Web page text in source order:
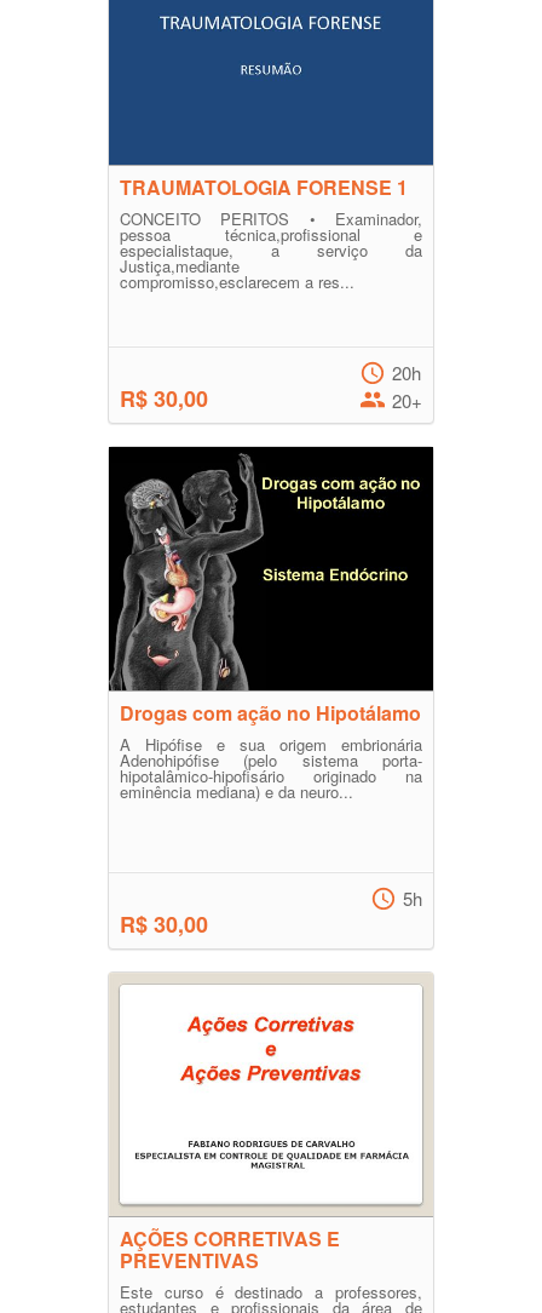
TRAUMATOLOGIA FORENSE 1
CONCEITO PERITOS • Examinador,
pessoa técnica,profissional e
especialistaque, a serviço da
Justiça,mediante
compromisso,esclarecem a res...
R$ 30,00
20h
20+
Drogas com ação no Hipotálamo
A Hipófise e sua origem embrionária
Adenohipófise (pelo sistema porta-
hipotalâmico-hipofisário originado na
eminência mediana) e da neuro...
R$ 30,00
5h
AÇÕES CORRETIVAS E
PREVENTIVAS
Este curso é destinado a professores,
estudantes e profissionais da área de